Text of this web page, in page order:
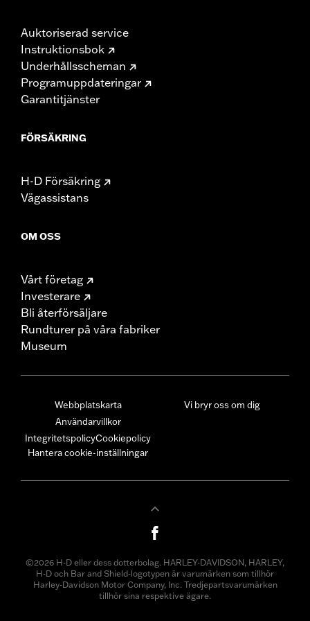
Auktoriserad service
Instruktionsbok
Underhållsscheman
Programuppdateringar
Garantitjänster
FÖRSÄKRING
H-D Försäkring
Vägassistans
OM OSS
Vårt företag
Investerare
Bli återförsäljare
Rundturer på våra fabriker
Museum
Webbplatskarta
Användarvillkor
IntegritetspolicyCookiepolicy
Hantera cookie-inställningar
Vi bryr oss om dig
©2026 H-D eller dess dotterbolag. HARLEY-DAVIDSON, HARLEY,
H-D och Bar and Shield-logotypen är varumärken som tillhör
Harley-Davidson Motor Company, Inc. Tredjepartsvarumärken
tillhör sina respektive ägare.